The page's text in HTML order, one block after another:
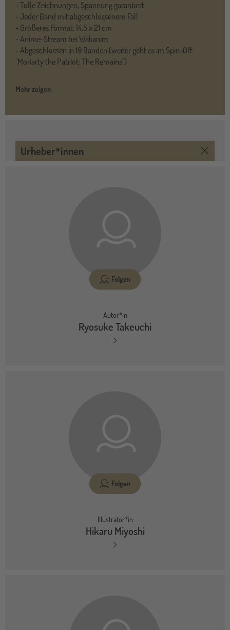
- Tolle Zeichnungen, Spannung garantiert
- Jeder Band mit abgeschlossenem Fall
- Größeres Format: 14,5 x 21 cm
- Anime-Stream bei Wakanim
- Abgeschlossen in 19 Bänden (weiter geht es im Spin-Off
"Moriarty the Patriot: The Remains")
Mehr zeigen
Urheber*innen
Folgen
Autor*in
Ryosuke Takeuchi
Folgen
Illustrator*in
Hikaru Miyoshi